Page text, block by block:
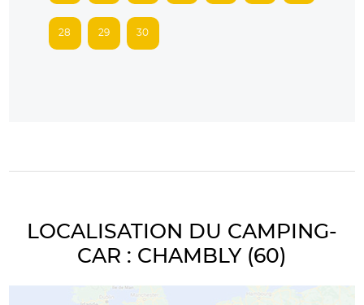
28 29 30
LOCALISATION DU CAMPING-
CAR : CHAMBLY (60)